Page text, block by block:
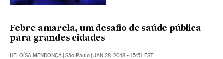
Febre amarela, um desafio de saúde pública
para grandes cidades
HELOÍSA MENDONÇA | São Paulo | JAN 28, 2018 - 15:51EST